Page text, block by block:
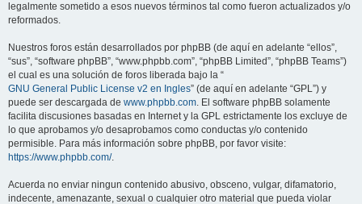
legalmente sometido a esos nuevos términos tal como fueron actualizados y/o
reformados.
Nuestros foros están desarrollados por phpBB (de aquí en adelante “ellos”,
“sus”, “software phpBB”, “www.phpbb.com”, “phpBB Limited”, “phpBB Teams”)
el cual es una solución de foros liberada bajo la “
GNU General Public License v2 en Ingles” (de aquí en adelante “GPL”) y
puede ser descargada de www.phpbb.com. El software phpBB solamente
facilita discusiones basadas en Internet y la GPL estrictamente los excluye de
lo que aprobamos y/o desaprobamos como conductas y/o contenido
permisible. Para más información sobre phpBB, por favor visite:
https://www.phpbb.com/.
Acuerda no enviar ningun contenido abusivo, obsceno, vulgar, difamatorio,
indecente, amenazante, sexual o cualquier otro material que pueda violar